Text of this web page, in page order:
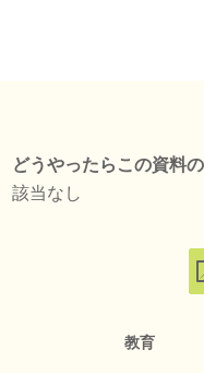
どうやったらこの資料
該当なし
教育